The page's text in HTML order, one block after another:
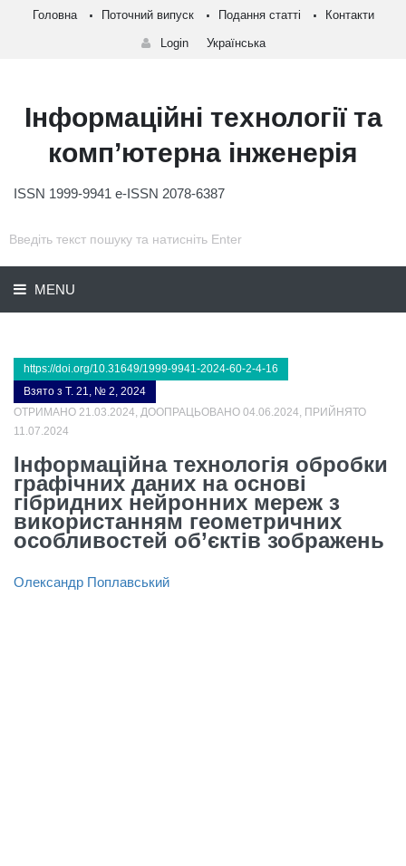
Головна Поточний випуск Подання статті Контакти
Login Українська
Інформаційні технології та
комп’ютерна інженерія
ISSN 1999-9941 e-ISSN 2078-6387
MENU
https://doi.org/10.31649/1999-9941-2024-60-2-4-16
Взято з Т. 21, № 2, 2024
ОТРИМАНО 21.03.2024, ДООПРАЦЬОВАНО 04.06.2024, ПРИЙНЯТО
11.07.2024
Інформаційна технологія обробки
графічних даних на основі
гібридних нейронних мереж з
використанням геометричних
особливостей об’єктів зображень
Олександр Поплавський